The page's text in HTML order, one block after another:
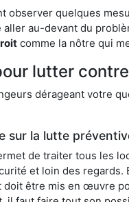
observer quelques
aller au-devant du
comme la nôtre qui
lutter
dérageant votre
sur la lutte
de traiter tous les
et loin des
doit être mis en œuvre